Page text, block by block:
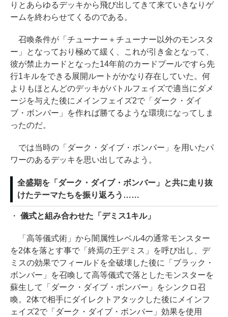
りとあらゆるデッキから飛び出してきて来ていきなりゲ
ームを終わらせてくるのである。
召喚条件が「チューナー＋チューナー以外のモンスタ
ー」となっており極めて緩く、これが引き金となって、
彼が禁止カードとなった14年前のカードプールですら先
行1キルをできる展開ルートがかなり存在していた。何
よりもほとんどのデッキがバトルフェイズで適当にダメ
ージを与えた後にメインフェイズ2で「ダーク・ダイ
ブ・ボンバー」を作れば勝てるような環境になってしま
ったのだ。
では当時の「ダーク・ダイブ・ボンバー」を用いたパ
ワーのあるデッキを思い出してみよう。
全盛期を「ダーク・ダイブ・ボンバー」と共に走り抜
けたテーマたちを振り返ろう……
・ 儀式と組み合わせた「デミス1キル」
「高等儀式術」から闇属性レベル4の通常モンスター
を2体を落とす事で「終焉の王デミス」を呼び出し、デ
ミスの効果でフィールドを全破壊した後に「ブラック・
ボンバー」を召喚して高等儀式で落としたモンスターを
蘇生して「ダーク・ダイブ・ボンバー」をシンクロ召
喚。2体で相手にダイレクトアタックした後にメインフ
ェイズ2で「ダーク・ダイブ・ボンバー」効果を使用